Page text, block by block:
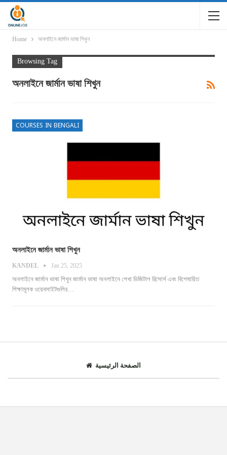
Home অনলাইনে জার্মান ভাষা শিখুন
Browsing Tag
অনলাইনে জার্মান ভাষা শিখুন
COURSES IN BENGALI
অনলাইনে জার্মান ভাষা শিখুন
KANDEL Jan 25, 2025
অনলাইনে জার্মান ভাষা শিখুন জার্মান ভাষা অনলাইনে শেখা ডিজিটাল রিসোর্স এবং বিশেষায়িত
শিক্ষামূলক ওয়েবসাইটগুলির
الصفحة الرئيسية